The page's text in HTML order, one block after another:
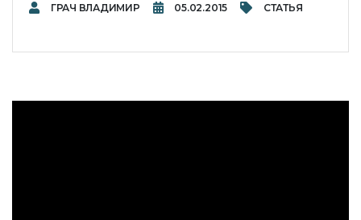
ГРАЧ ВЛАДИМИР 05.02.2015 СТАТЬЯ